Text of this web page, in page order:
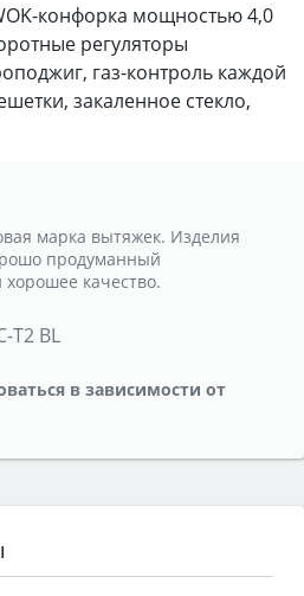
конфорка мощностью 4,0
регуляторы
газ-контроль каждой
закаленное стекло,
марка вытяжек. Изделия
продуманный
качество.
T2 BL
в зависимости от